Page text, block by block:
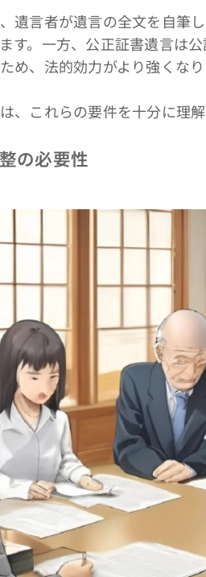
遺言者が遺言の全文を自筆
す。一方、公正証書遺言は
め、法的効力がより強くなり
、これらの要件を十分に理
の必要性